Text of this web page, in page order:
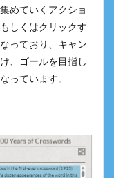
めていくアクショ
しくはクリックす
っており、キャン
、ゴールを目指し
っています。